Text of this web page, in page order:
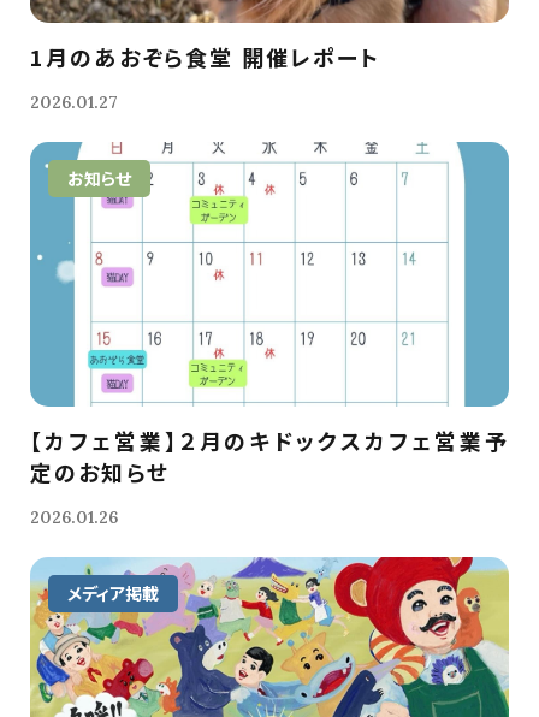
1月のあおぞら食堂 開催レポート
2026.01.27
お知らせ
【カフェ営業】２月のキドックスカフェ営業予
定のお知らせ
2026.01.26
メディア掲載